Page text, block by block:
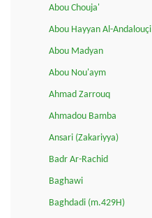
Abou Chouja'
Abou Hayyan Al-Andalouçi
Abou Madyan
Abou Nou'aym
Ahmad Zarrouq
Ahmadou Bamba
Ansari (Zakariyya)
Badr Ar-Rachid
Baghawi
Baghdadi (m.429H)